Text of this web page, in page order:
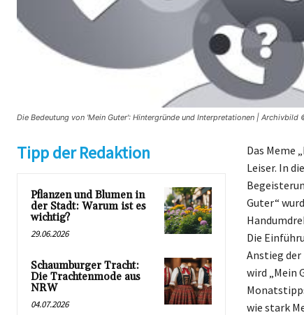
Die Bedeutung von 'Mein Guter': Hintergründe und Interpretationen | Archivbild
Tipp der Redaktion
Pflanzen und Blumen in
der Stadt: Warum ist es
wichtig?
29.06.2026
Schaumburger Tracht:
Die Trachtenmode aus
NRW
04.07.2026
Das Meme
Leiser. In
Guter“
Die
Anstieg
wird „Mein
wie stark